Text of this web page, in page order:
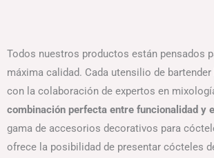
Todos nuestros productos están pensados
máxima calidad. Cada utensilio de
con la colaboración de expertos en
combinación perfecta entre funcionalidad y
gama de accesorios decorativos para
ofrece la posibilidad de presentar cócteles